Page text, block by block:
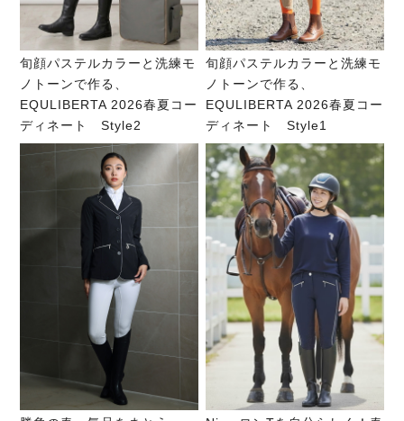
旬顔パステルカラーと洗練モ
ノトーンで作る、
EQULIBERTA 2026春夏コー
ディネート Style2
旬顔パステルカラーと洗練モ
ノトーンで作る、
EQULIBERTA 2026春夏コー
ディネート Style1